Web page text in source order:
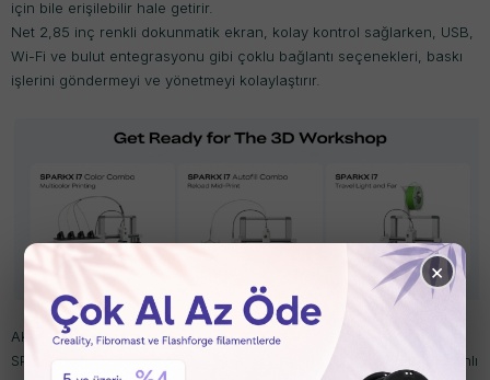
için bile erişilebilir hale getirir.
Net 2,85 inç renkli dokunmatik ekran, kolay kontrol sağlarken, USB,
Wi-Fi ve bulut entegrasyonu gibi çoklu bağlantı seçenekleri, baskı
işlerini göndermeyi ve yönetmeyi kolaylaştırır.
Akıllı Otomasyon ve İzleme
SPARKX i7'nin en önemli özelliklerinden biri, baskıları gerçek zamanlı
×